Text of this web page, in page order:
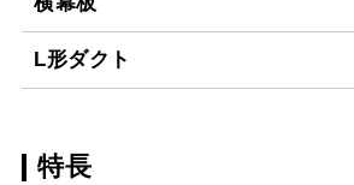
L形ダクト
LD-15
特長